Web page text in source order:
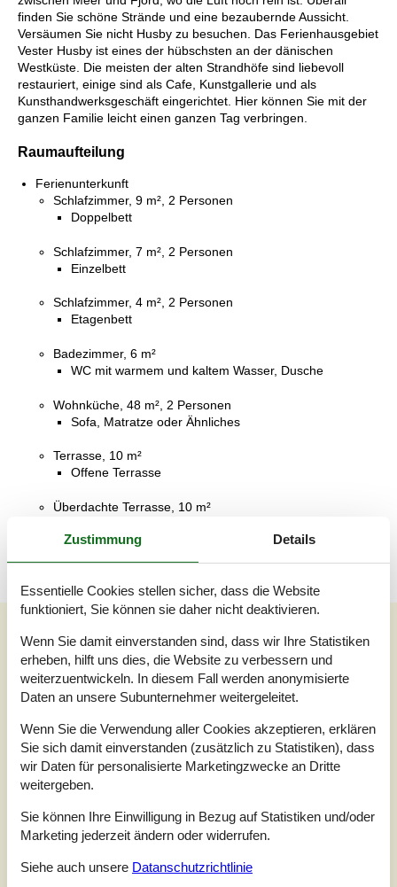
finden Sie schöne Strände und eine bezaubernde Aussicht.
Versäumen Sie nicht Husby zu besuchen. Das Ferienhausgebiet
Vester Husby ist eines der hübschsten an der dänischen
Westküste. Die meisten der alten Strandhöfe sind liebevoll
restauriert, einige sind als Cafe, Kunstgallerie und als
Kunsthandwerksgeschäft eingerichtet. Hier können Sie mit der
ganzen Familie leicht einen ganzen Tag verbringen.
Raumaufteilung
Ferienunterkunft
Schlafzimmer, 9 m², 2 Personen
Doppelbett
Schlafzimmer, 7 m², 2 Personen
Einzelbett
Schlafzimmer, 4 m², 2 Personen
Etagenbett
Badezimmer, 6 m²
WC mit warmem und kaltem Wasser, Dusche
Wohnküche, 48 m², 2 Personen
Sofa, Matratze oder Ähnliches
Terrasse, 10 m²
Offene Terrasse
Überdachte Terrasse, 10 m²
Unsere GästebewertungenExterne Bewertungen
5,0
1 externe Bewertung
5,0 august 2025
Reinigung:
Zustimmung Details
Essentielle Cookies stellen sicher, dass die Website
funktioniert, Sie können sie daher nicht deaktivieren.
Wenn Sie damit einverstanden sind, dass wir Ihre Statistiken
erheben, hilft uns dies, die Website zu verbessern und
weiterzuentwickeln. In diesem Fall werden anonymisierte
Daten an unsere Subunternehmer weitergeleitet.
Wenn Sie die Verwendung aller Cookies akzeptieren, erklären
Sie sich damit einverstanden (zusätzlich zu Statistiken), dass
wir Daten für personalisierte Marketingzwecke an Dritte
weitergeben.
Sie können Ihre Einwilligung in Bezug auf Statistiken und/oder
Marketing jederzeit ändern oder widerrufen.
Siehe auch unsere Datanschutzrichtlinie